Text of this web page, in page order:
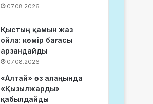
07.08.2026
Қыстың қамын жаз
ойла: көмір бағасы
арзандайды
07.08.2026
«Алтай» өз алаңында
«Қызылжарды»
қабылдайды